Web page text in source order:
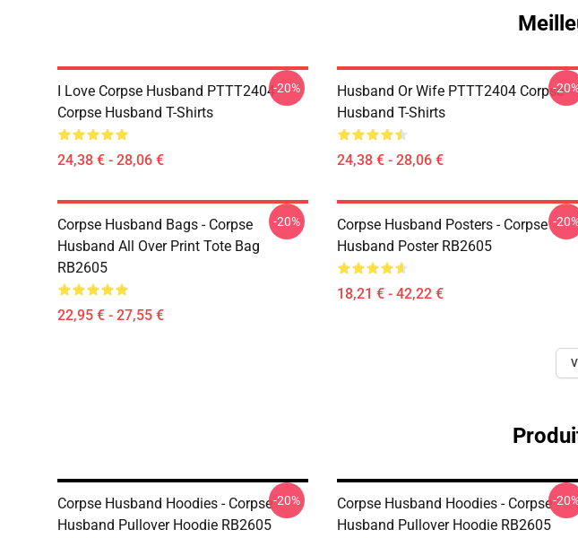
I Love Corpse Husband PTTT2404
Corpse Husband T-Shirts
24,38 € - 28,06 €
-20%
Husband Or Wife PTTT2404 Corpse
Husband T-Shirts
24,38 € - 28,06 €
-
Corpse Husband Bags - Corpse
Husband All Over Print Tote Bag
RB2605
22,95 € - 27,55 €
-20%
Corpse Husband Posters - Corpse
Husband Poster RB2605
18,21 € - 42,22 €
-
Corpse Husband Hoodies - Corpse
Husband Pullover Hoodie RB2605
-20%
Corpse Husband Hoodies - Corpse
Husband Pullover Hoodie RB2605
-